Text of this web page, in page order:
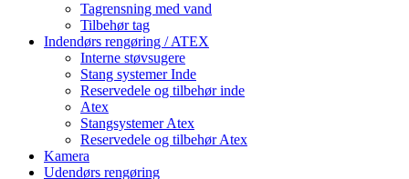
Tagrensning med vand
Tilbehør tag
Indendørs rengøring / ATEX
Interne støvsugere
Stang systemer Inde
Reservedele og tilbehør inde
Atex
Stangsystemer Atex
Reservedele og tilbehør Atex
Kamera
Udendørs rengøring